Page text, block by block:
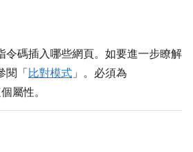
令碼插入哪些網頁。如要進一步瞭解
閱「 比對模式」。必須為
屬性。